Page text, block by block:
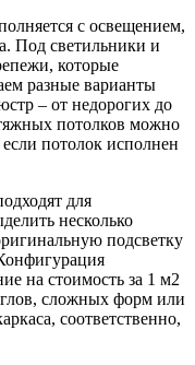
с освещением,
Под светильники и
которые
разные варианты
– от недорогих до
потолков можно
потолок исполнен
для
несколько
подсветку
на стоимость за 1 м2
сложных форм или
соответственно,